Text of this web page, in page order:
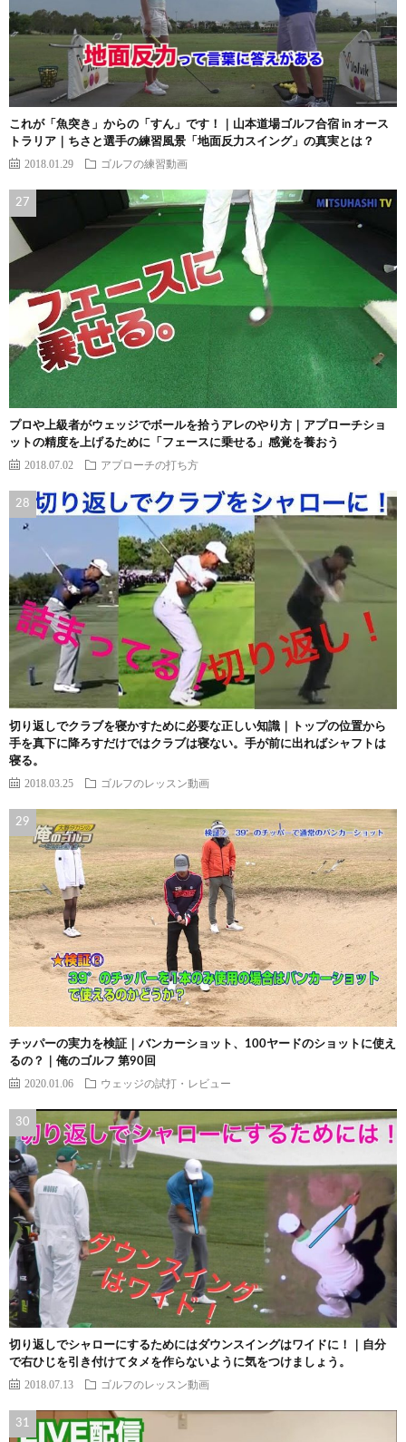
これが「魚突き」からの「すん」です！｜山本道場ゴルフ合宿 in オース
トラリア｜ちさと選手の練習風景「地面反力スイング」の真実とは？
2018.01.29 ゴルフの練習動画
プロや上級者がウェッジでボールを拾うアレのやり方｜アプローチショ
ットの精度を上げるために「フェースに乗せる」感覚を養おう
2018.07.02 アプローチの打ち方
切り返しでクラブを寝かすために必要な正しい知識｜トップの位置から
手を真下に降ろすだけではクラブは寝ない。手が前に出ればシャフトは
寝る。
2018.03.25 ゴルフのレッスン動画
チッパーの実力を検証｜バンカーショット、100ヤードのショットに使え
るの？｜俺のゴルフ 第90回
2020.01.06 ウェッジの試打・レビュー
切り返しでシャローにするためにはダウンスイングはワイドに！｜自分
で右ひじを引き付けてタメを作らないように気をつけましょう。
2018.07.13 ゴルフのレッスン動画